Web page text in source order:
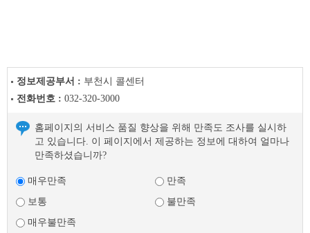
정보제공부서 : 부천시 콜센터
전화번호 : 032-320-3000
홈페이지의 서비스 품질 향상을 위해 만족도 조사를 실시하
고 있습니다. 이 페이지에서 제공하는 정보에 대하여 얼마나
만족하셨습니까?
매우만족
만족
보통
불만족
매우불만족